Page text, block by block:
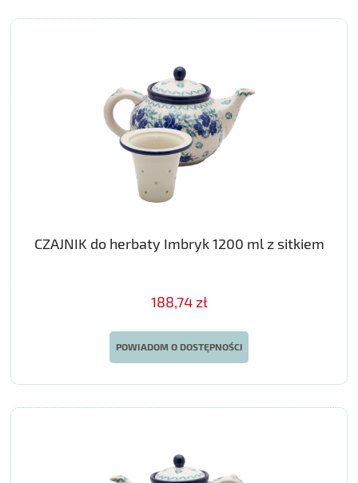
CZAJNIK do herbaty Imbryk 1200 ml z sitkiem
188,74 zł
POWIADOM O DOSTĘPNOŚCI